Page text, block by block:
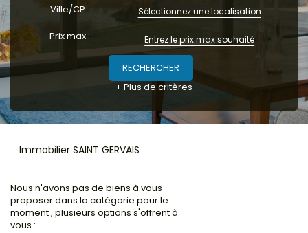
Locaux commerciaux
L'agence
Ville/CP : Sélectionnez une localisation
Prix max :
+ Plus de critères
Immobilier SAINT GERVAIS
Nous n'avons pas de biens à vous
proposer dans la catégorie pour le
moment , plusieurs options s'offrent à
vous :